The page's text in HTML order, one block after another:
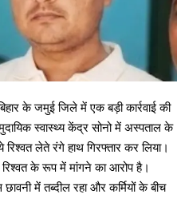
के जमुई जिले में एक बड़ी कार्रवाई की
स्वास्थ्य केंद्र सोनो में अस्पताल के
लेते रंगे हाथ गिरफ्तार कर लिया।
के रूप में मांगने का आरोप है।
में तब्दील रहा और कर्मियों के बीच